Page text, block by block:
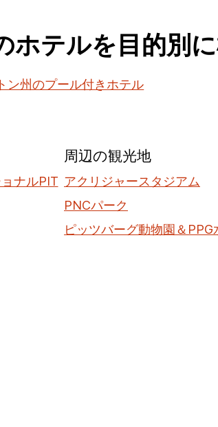
ホテルを目的別
ン州のプール付きホテル
ナルPIT
周辺の観光地
アクリジャースタジアム
PNCパーク
ピッツバーグ動物園＆PPG